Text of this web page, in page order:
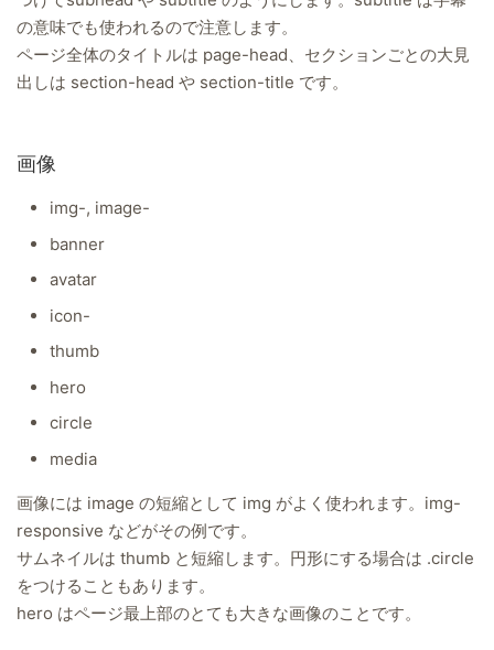
の意味でも使われるので注意します。
ページ全体のタイトルは page-head、セクションごとの大見
出しは section-head や section-title です。
画像
img-, image-
banner
avatar
icon-
thumb
hero
circle
media
画像には image の短縮として img がよく使われます。img-
responsive などがその例です。
サムネイルは thumb と短縮します。円形にする場合は .circle
をつけることもあります。
hero はページ最上部のとても大きな画像のことです。